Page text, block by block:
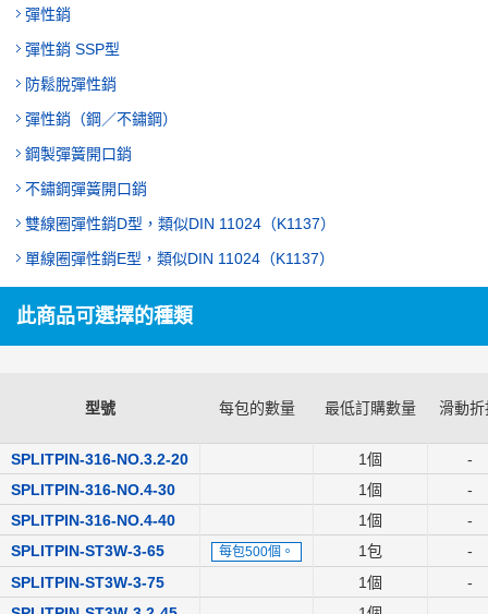
彈性銷
彈性銷 SSP型
防鬆脫彈性銷
彈性銷（鋼／不鏽鋼）
鋼製彈簧開口銷
不鏽鋼彈簧開口銷
雙線圈彈性銷D型，類似DIN 11024（K1137）
單線圈彈性銷E型，類似DIN 11024（K1137）
此商品可選擇的種類
型號 每包的數量 最低訂購數量 滑動折
SPLITPIN-316-NO.3.2-20 1個
-
SPLITPIN-316-NO.4-30
1個
-
SPLITPIN-316-NO.4-40
1個
-
SPLITPIN-ST3W-3-65
每包500個。 1包
-
SPLITPIN-ST3W-3-75
1個
-